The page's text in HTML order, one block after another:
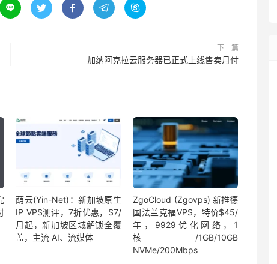
    
下一篇
加纳阿克拉云服务器已正式上线售卖月付
荫云(Yin-Net)：新加坡原生
IP VPS测评，7折优惠，$7/
月起，新加坡区域解锁全覆
盖，主流 AI、流媒体
ZgoCloud (Zgovps) 新推德
国法兰克福VPS，特价$45/
年，9929优化网络，1
核/1GB/10GB
NVMe/200Mbps